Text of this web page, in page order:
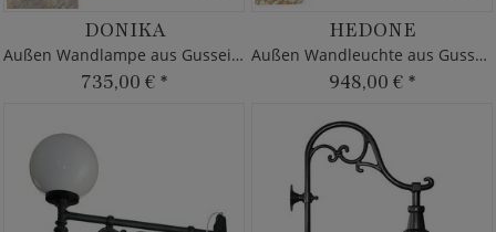
DONIKA
Außen Wandlampe aus Gusseisen
735,00 € *
HEDONE
Außen Wandleuchte aus Gusseisen
948,00 € *